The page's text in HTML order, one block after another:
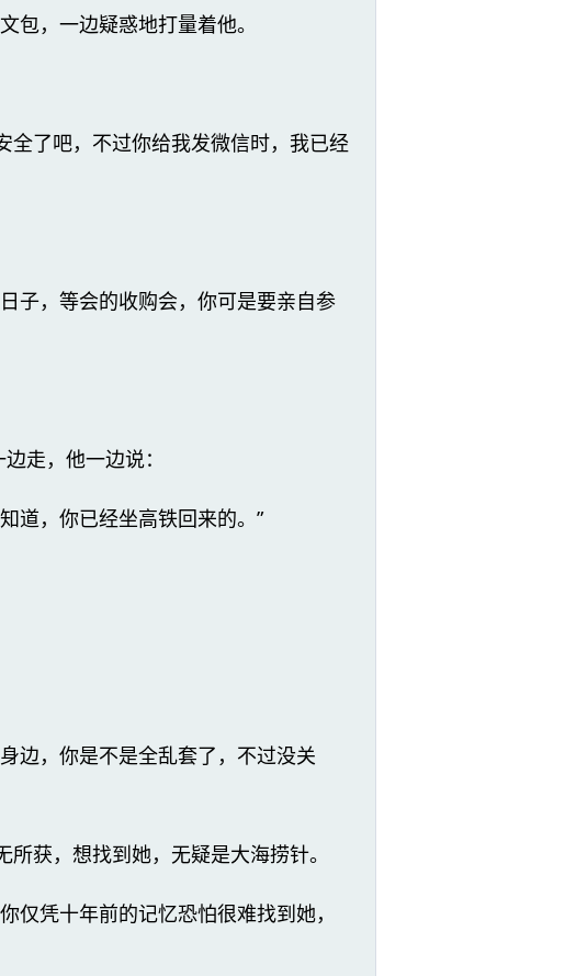
，一边疑惑地打量着他。
全了吧，不过你给我发微信时，我已经
子，等会的收购会，你可是要亲自参
走，他一边说：
道，你已经坐高铁回来的。”
边，你是不是全乱套了，不过没关
获，想找到她，无疑是大海捞针。
仅凭十年前的记忆恐怕很难找到她，